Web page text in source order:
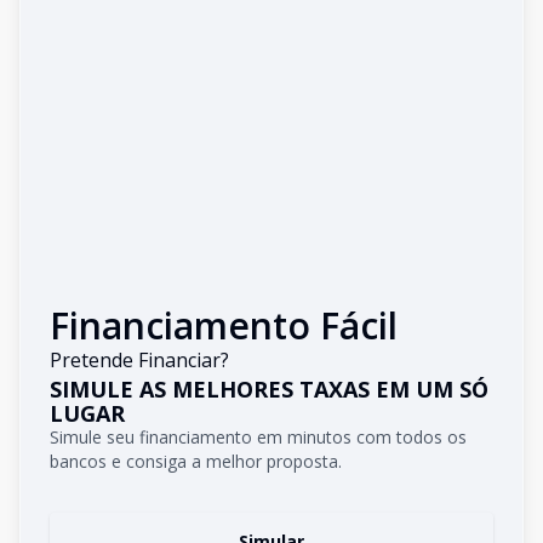
Financiamento Fácil
Pretende Financiar?
SIMULE AS MELHORES TAXAS EM UM SÓ
LUGAR
Simule seu financiamento em minutos com todos os
bancos e consiga a melhor proposta.